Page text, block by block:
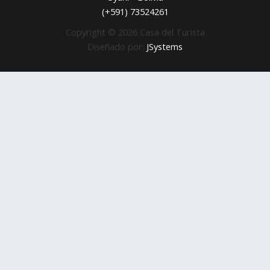
(+591) 73524261
Copyright © 2026 Casa del Turista
Diseñado por: JSystems